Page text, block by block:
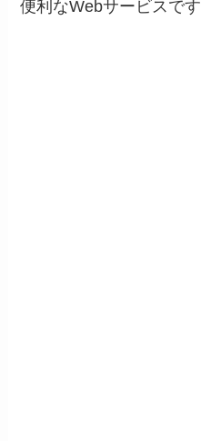
便利なWebサービスです